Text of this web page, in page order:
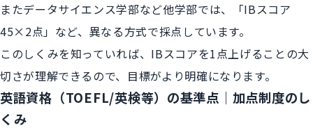
またデータサイエンス学部など他学部では、「IBスコア
45×2点」など、異なる方式で採点しています。
このしくみを知っていれば、IBスコアを1点上げることの大
切さが理解できるので、目標がより明確になります。
英語資格（TOEFL/英検等）の基準点｜加点制度のし
くみ